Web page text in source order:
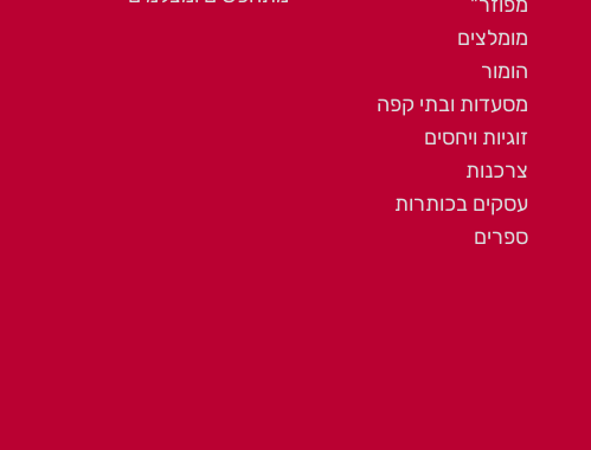
מפוזר"
מומלצים
הומור
מסעדות ובתי קפה
זוגיות ויחסים
צרכנות
עסקים בכותרות
ספרים